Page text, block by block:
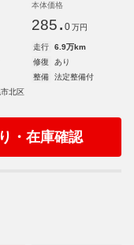
本体価格
285. 0 万円
走行
6.9万km
修復
あり
整備
法定整備付
北区
・在庫確認